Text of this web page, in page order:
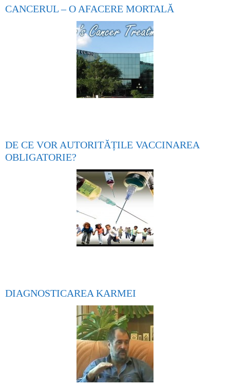
CANCERUL – O AFACERE MORTALĂ
DE CE VOR AUTORITĂȚILE VACCINAREA
OBLIGATORIE?
DIAGNOSTICAREA KARMEI